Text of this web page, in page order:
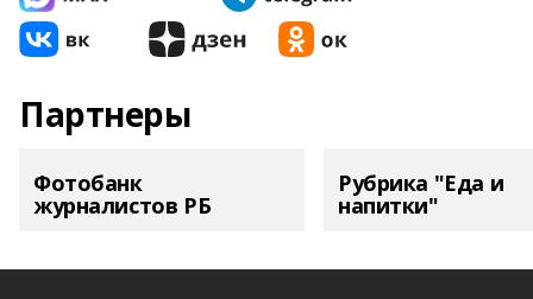
Партнеры
Фотобанк
журналистов РБ
Рубрика "Еда и
напитки"